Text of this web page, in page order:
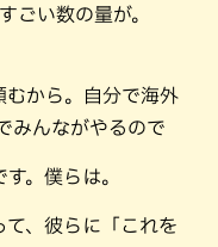
ごい数の量が。
むから。自分で海外
みんながやるので
。僕らは。
て、彼らに「これを